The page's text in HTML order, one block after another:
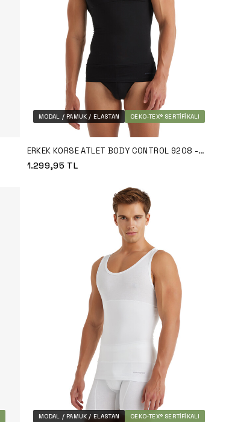
MODAL / PAMUK / ELASTAN OEKO-TEX® SERTIFIKALI
ERKEK KORSE ATLET BODY CONTROL 9208 -
SIYAH
1.299,95TL
MODAL / PAMUK / ELASTAN OEKO-TEX® SERTIFIKALI